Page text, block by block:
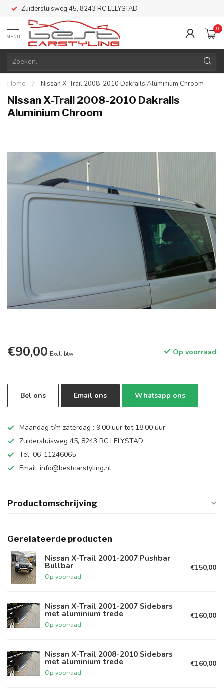
Zuidersluisweg 45, 8243 RC LELYSTAD
MENU
0
Home / Nissan X-Trail 2008-2010 Dakrails Aluminium Chroom
Nissan X-Trail 2008-2010 Dakrails
Aluminium Chroom
€90,00 Excl. btw Op voorraad
Bel ons Email ons Whatsapp ons
Maandag t/m zaterdag : 9.00 uur tot 18:00 uur
Zuidersluisweg 45, 8243 RC LELYSTAD
Tel: 06-11246065
Email: info@bestcarstyling.nl
Productomschrijving
Gerelateerde producten
Nissan X-Trail 2001-2007 Pushbar
Bullbar
Op voorraad
€150,00
Nissan X-Trail 2001-2007 Sidebars
met aluminium trede
Op voorraad
€160,00
Nissan X-Trail 2008-2010 Sidebars
met aluminium trede
Op voorraad
€160,00